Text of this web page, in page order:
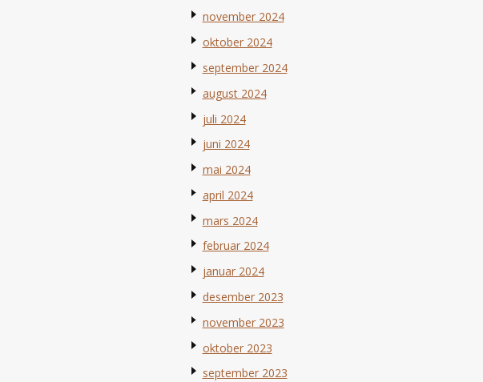
november 2024
oktober 2024
september 2024
august 2024
juli 2024
juni 2024
mai 2024
april 2024
mars 2024
februar 2024
januar 2024
desember 2023
november 2023
oktober 2023
september 2023